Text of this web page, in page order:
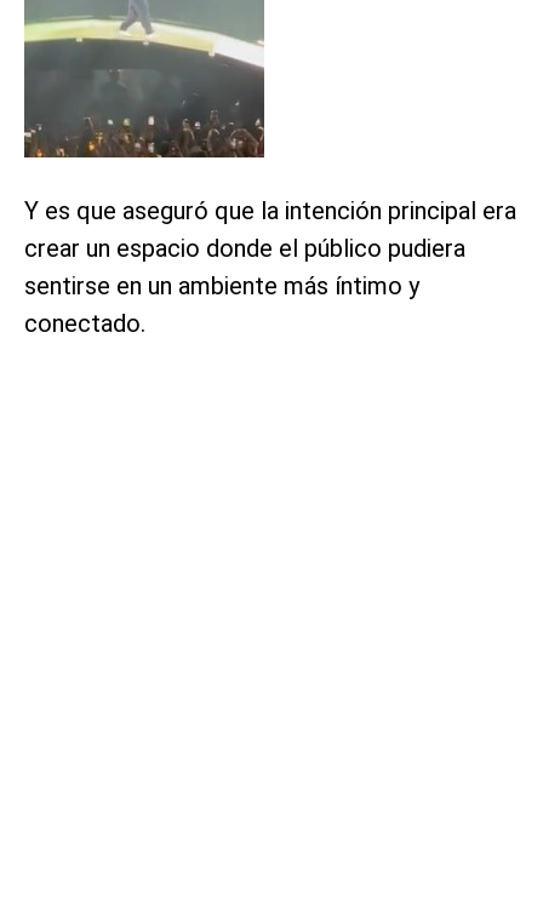
Y es que aseguró que la intención principal era
crear un espacio donde el público pudiera
sentirse en un ambiente más íntimo y
conectado.